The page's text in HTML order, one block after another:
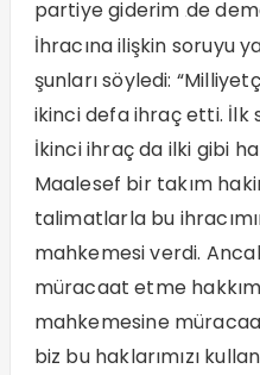
partiye giderim de
İhracına ilişkin soruyu
şunları söyledi:
ikinci defa ihraç etti. İlk
İkinci ihraç da ilki gibi
Maalesef bir takım
talimatlarla bu
mahkemesi verdi.
müracaat etme
mahkemesine
biz bu haklarımızı